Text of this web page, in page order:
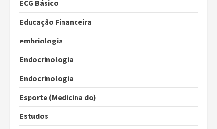
ECG Básico
Educação Financeira
embriologia
Endocrinologia
Endocrinologia
Esporte (Medicina do)
Estudos